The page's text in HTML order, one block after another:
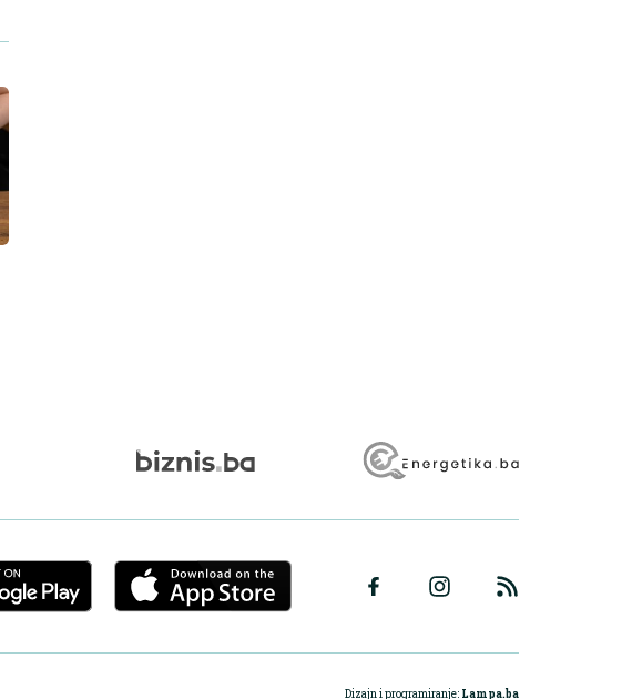
Dizajn i programiranje: Lampa.ba